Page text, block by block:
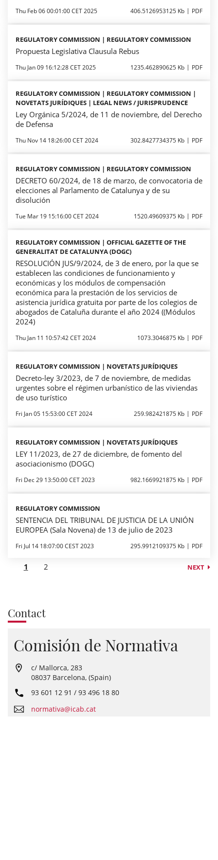
Thu Feb 06 00:01:00 CET 2025 406.5126953125 Kb PDF
REGULATORY COMMISSION | REGULATORY COMMISSION
Propuesta Legislativa Clausula Rebus
Thu Jan 09 16:12:28 CET 2025 1235.462890625 Kb PDF
REGULATORY COMMISSION | REGULATORY COMMISSION |
NOVETATS JURÍDIQUES | LEGAL NEWS / JURISPRUDENCE
Ley Orgánica 5/2024, de 11 de noviembre, del Derecho
de Defensa
Thu Nov 14 18:26:00 CET 2024 302.8427734375 Kb PDF
REGULATORY COMMISSION | REGULATORY COMMISSION
DECRETO 60/2024, de 18 de marzo, de convocatoria de
elecciones al Parlamento de Catalunya y de su
disolución
Tue Mar 19 15:16:00 CET 2024 1520.49609375 Kb PDF
REGULATORY COMMISSION | OFFICIAL GAZETTE OF THE
GENERALITAT DE CATALUNYA (DOGC)
RESOLUCIÓN JUS/9/2024, de 3 de enero, por la que se
establecen las condiciones de funcionamiento y
económicas y los módulos de compensación
económica para la prestación de los servicios de
asistencia jurídica gratuita por parte de los colegios de
abogados de Cataluña durante el año 2024 ((Módulos
2024)
Thu Jan 11 10:57:42 CET 2024 1073.3046875 Kb PDF
REGULATORY COMMISSION | NOVETATS JURÍDIQUES
Decreto-ley 3/2023, de 7 de noviembre, de medidas
urgentes sobre el régimen urbanístico de las viviendas
de uso turístico
Fri Jan 05 15:53:00 CET 2024 259.982421875 Kb PDF
REGULATORY COMMISSION | NOVETATS JURÍDIQUES
LEY 11/2023, de 27 de diciembre, de fomento del
asociacionismo (DOGC)
Fri Dec 29 13:50:00 CET 2023 982.1669921875 Kb PDF
REGULATORY COMMISSION
SENTENCIA DEL TRIBUNAL DE JUSTICIA DE LA UNIÓN
EUROPEA (Sala Novena) de 13 de julio de 2023
Fri Jul 14 18:07:00 CEST 2023 295.9912109375 Kb PDF
1 2 NEXT
Contact
Comisión de Normativa
c/ Mallorca, 283
08037 Barcelona, (Spain)
93 601 12 91 / 93 496 18 80
normativa@icab.cat